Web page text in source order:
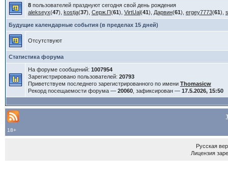
8пользователей празднуют сегодня свой день рождения
alekseyx(47), kostja(37), Серж.П(61), VirtUal(41), Дарвин(61), ergey7773(61),
Будущие календарные события (в пределах 15 дней)
Отсутствуют
Статистика форума
На форуме сообщений: 1007954
Зарегистрировано пользователей: 20793
Приветствуем последнего зарегистрированного по имени Thomasicw
Рекорд посещаемости форума — 20060, зафиксирован — 17.5.2026, 15:50
18+
Русская
Лицензия